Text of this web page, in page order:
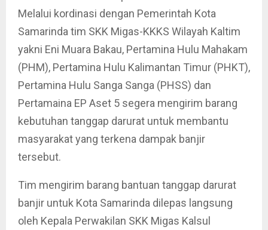
Melalui kordinasi dengan Pemerintah Kota
Samarinda tim SKK Migas-KKKS Wilayah Kaltim
yakni Eni Muara Bakau, Pertamina Hulu Mahakam
(PHM), Pertamina Hulu Kalimantan Timur (PHKT),
Pertamina Hulu Sanga Sanga (PHSS) dan
Pertamaina EP Aset 5 segera mengirim barang
kebutuhan tanggap darurat untuk membantu
masyarakat yang terkena dampak banjir
tersebut.
Tim mengirim barang bantuan tanggap darurat
banjir untuk Kota Samarinda dilepas langsung
oleh Kepala Perwakilan SKK Migas Kalsul